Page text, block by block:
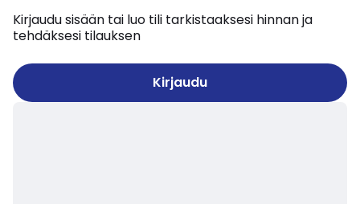
Kirjaudu sisään tai luo tili tarkistaaksesi hinnan ja
tehdäksesi tilauksen
Kirjaudu